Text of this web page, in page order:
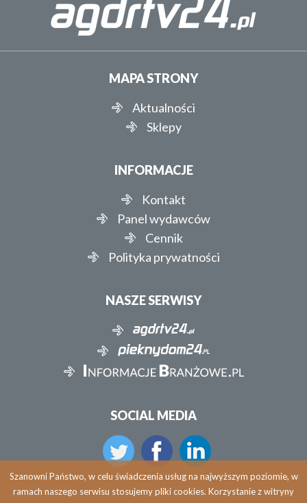
MAPA STRONY
Aktualności
Sklepy
INFORMACJE
Kontakt
Panel wydawców
Cennik
Polityka prywatności
NASZE SERWISY
SOCIAL MEDIA
Szanowni Państwo, w celu świadczenia usług na najwyższym poziomie, w
ramach naszego serwisu stosujemy pliki cookies. Korzystanie z witryny